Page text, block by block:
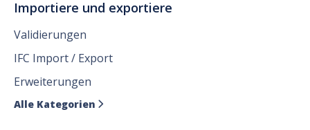
Importiere und exportiere
Validierungen
IFC Import / Export
Erweiterungen
Alle Kategorien 